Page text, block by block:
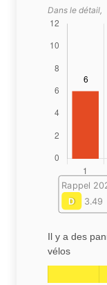
Dans le détail,
Rappel
D
3.49
Il y a des
vélos